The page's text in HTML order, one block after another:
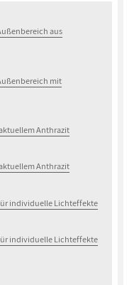
aus
mit
Anthrazit
Anthrazit
individuelle Lichteffekte
individuelle Lichteffekte